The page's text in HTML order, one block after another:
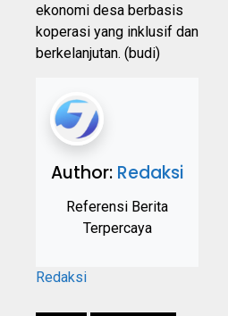
ekonomi desa berbasis
koperasi yang inklusif dan
berkelanjutan. (budi)
Author: Redaksi
Referensi Berita
Terpercaya
Redaksi